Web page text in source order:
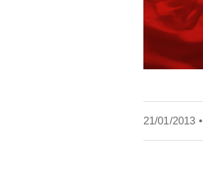
21/01/2013 •